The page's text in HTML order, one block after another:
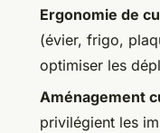
Ergonomie de
(évier, frigo,
optimiser les
Aménagement
privilégient les